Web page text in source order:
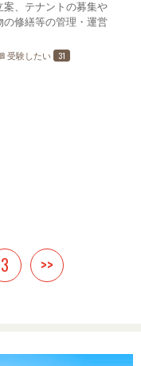
案、テナントの募集や
修繕等の管理・運営
受験したい 31
3 >>